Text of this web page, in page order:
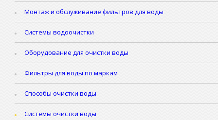
Монтаж и обслуживание фильтров для воды
Системы водоочистки
Оборудование для очистки воды
Фильтры для воды по маркам
Способы очистки воды
Системы очистки воды